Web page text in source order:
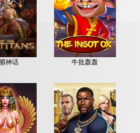
神话 牛批轰轰